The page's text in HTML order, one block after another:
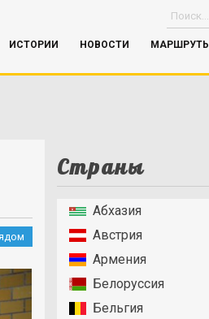
ИСТОРИИ НОВОСТИ МАРШРУТЫ
Страны
Абхазия
Австрия
Армения
Белоруссия
Бельгия